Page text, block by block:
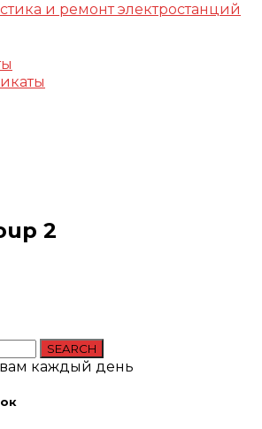
и ремонт электростанций
2
SEARCH
вам каждый день